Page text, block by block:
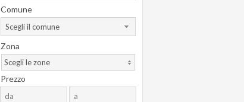
Comune
Scegli il comune
Zona
Scegli le zone
Prezzo